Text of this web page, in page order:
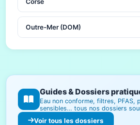
Corse
Outre-Mer (DOM)
Guides & Dossiers
Eau non conforme, filtres, PFAS,
sensibles… tous nos dossiers
Voir tous les dossiers